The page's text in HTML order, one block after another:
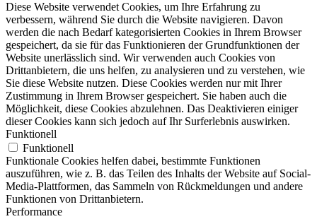
Diese Website verwendet Cookies, um Ihre Erfahrung zu
verbessern, während Sie durch die Website navigieren. Davon
werden die nach Bedarf kategorisierten Cookies in Ihrem Browser
gespeichert, da sie für das Funktionieren der Grundfunktionen der
Website unerlässlich sind. Wir verwenden auch Cookies von
Drittanbietern, die uns helfen, zu analysieren und zu verstehen, wie
Sie diese Website nutzen. Diese Cookies werden nur mit Ihrer
Zustimmung in Ihrem Browser gespeichert. Sie haben auch die
Möglichkeit, diese Cookies abzulehnen. Das Deaktivieren einiger
dieser Cookies kann sich jedoch auf Ihr Surferlebnis auswirken.
Funktionell
Funktionell
Funktionale Cookies helfen dabei, bestimmte Funktionen
auszuführen, wie z. B. das Teilen des Inhalts der Website auf Social-
Media-Plattformen, das Sammeln von Rückmeldungen und andere
Funktionen von Drittanbietern.
Performance